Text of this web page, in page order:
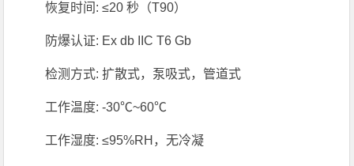
恢复时间: ≤20 秒（T90）
防爆认证: Ex db IIC T6 Gb
检测方式: 扩散式，泵吸式，管道式
工作温度: -30℃~60℃
工作湿度: ≤95%RH，无冷凝